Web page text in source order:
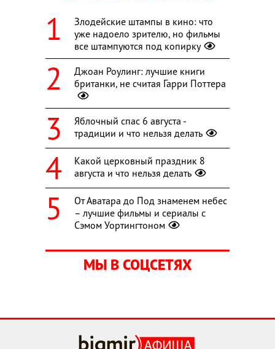
Злодейские штампы в кино: что
уже надоело зрителю, но фильмы
все штампуются под копирку
Джоан Роулинг: лучшие книги
британки, не считая Гарри Поттера
Яблочный спас 6 августа -
традиции и что нельзя делать
Какой церковный праздник 8
августа и что нельзя делать
От Аватара до Под знаменем небес
– лучшие фильмы и сериалы с
Сэмом Уортингтоном
МЫ В СОЦСЕТЯХ